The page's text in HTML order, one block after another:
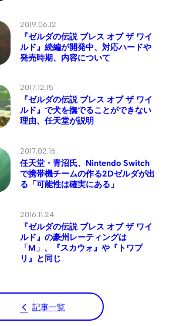
2019.06.12
『ゼルダの伝説 ブレス オブ ザ ワイ
ルド』続編が開発中、対応ハードや
発売時期、内容について
2017.12.15
『ゼルダの伝説 ブレス オブ ザ ワイ
ルド』で犬を撫でることができない
理由、任天堂が説明
2017.02.16
任天堂・青沼氏、Nintendo Switch
で携帯機チームの作る2Dゼルダが出
る「可能性は確実にある」
2016.11.24
『ゼルダの伝説 ブレス オブ ザ ワイ
ルド』の豪州レーティングは
「M」、『スカウォ』や『トワプ
リ』と同じ
記事一覧